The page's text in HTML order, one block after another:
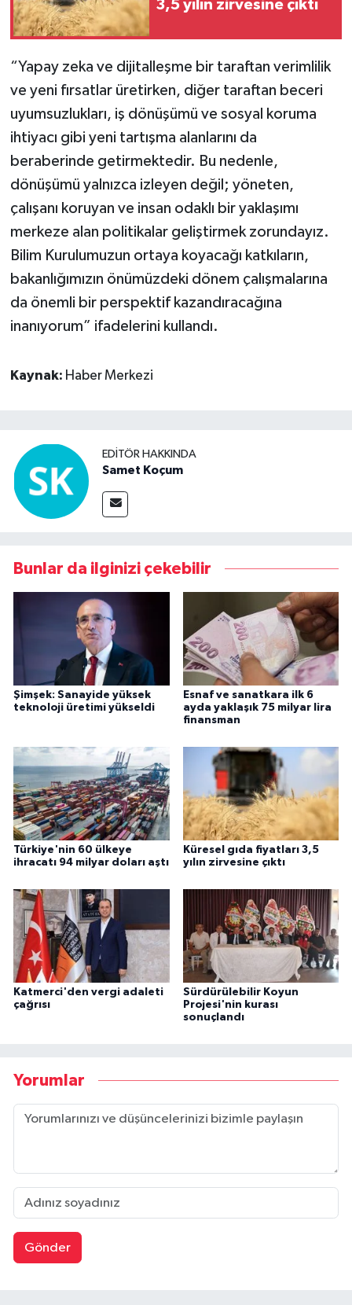
3,5 yılın zirvesine çıktı
“Yapay zeka ve dijitalleşme bir taraftan verimlilik
ve yeni fırsatlar üretirken, diğer taraftan beceri
uyumsuzlukları, iş dönüşümü ve sosyal koruma
ihtiyacı gibi yeni tartışma alanlarını da
beraberinde getirmektedir. Bu nedenle,
dönüşümü yalnızca izleyen değil; yöneten,
çalışanı koruyan ve insan odaklı bir yaklaşımı
merkeze alan politikalar geliştirmek zorundayız.
Bilim Kurulumuzun ortaya koyacağı katkıların,
bakanlığımızın önümüzdeki dönem çalışmalarına
da önemli bir perspektif kazandıracağına
inanıyorum” ifadelerini kullandı.
Kaynak: Haber Merkezi
EDITÖR HAKKINDA
Samet Koçum
Bunlar da ilginizi çekebilir
Şimşek: Sanayide yüksek
teknoloji üretimi yükseldi
Esnaf ve sanatkara ilk 6
ayda yaklaşık 75 milyar lira
finansman
Türkiye'nin 60 ülkeye
ihracatı 94 milyar doları aştı
Küresel gıda fiyatları 3,5
yılın zirvesine çıktı
Katmerci'den vergi adaleti
çağrısı
Sürdürülebilir Koyun
Projesi'nin kurası
sonuçlandı
Yorumlar
Gönder